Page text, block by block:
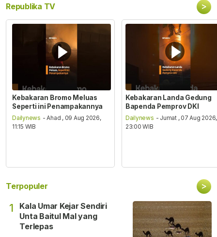
Republika TV >
Kebakaran Bromo Meluas
Seperti ini Penampakannya
Dailynews - Ahad , 09 Aug 2026,
11:15 WIB
Kebakaran Landa Gedung
Bapenda Pemprov DKI
Dailynews - Jumat , 07 Aug 2026,
23:00 WIB
Terpopuler >
1
Kala Umar Kejar Sendiri
Unta Baitul Mal yang
Terlepas